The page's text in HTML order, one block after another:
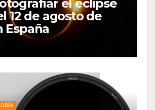
el eclipse
12 de agosto de
España